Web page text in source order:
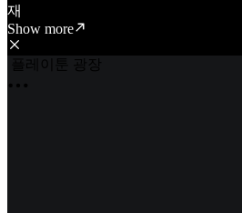
재
Show more
플레이툰 광장